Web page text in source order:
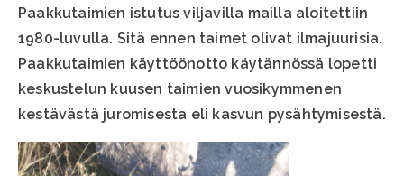
Paakkutaimien istutus viljavilla mailla aloitettiin
1980-luvulla. Sitä ennen taimet olivat ilmajuurisia.
Paakkutaimien käyttöönotto käytännössä lopetti
keskustelun kuusen taimien vuosikymmenen
kestävästä juromisesta eli kasvun pysähtymisestä.